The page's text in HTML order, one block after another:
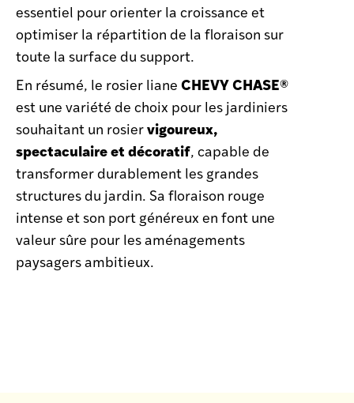
essentiel pour orienter la croissance et
optimiser la répartition de la floraison sur
toute la surface du support.
En résumé, le rosier liane CHEVY CHASE®
est une variété de choix pour les jardiniers
souhaitant un rosiervigoureux,
spectaculaire et décoratif, capable de
transformer durablement les grandes
structures du jardin. Sa floraison rouge
intense et son port généreux en font une
valeur sûre pour les aménagements
paysagers ambitieux.